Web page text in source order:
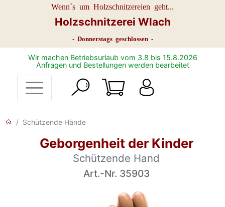
Wenn´s um Holzschnitzereien geht...
Holzschnitzerei Wlach
- Donnerstags geschlossen -
Wir machen Betriebsurlaub vom 3.8 bis 15.8.2026
Anfragen und Bestellungen werden bearbeitet
Schützende Hände
Geborgenheit der Kinder
Schützende Hand
Art.-Nr. 35903